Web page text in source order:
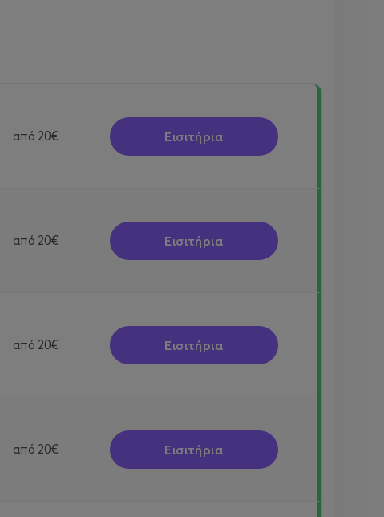
από 20€ Εισιτήρια
από 20€ Εισιτήρια
από 20€ Εισιτήρια
από 20€ Εισιτήρια